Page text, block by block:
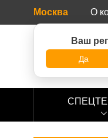
Москва
Ваш
Да
О